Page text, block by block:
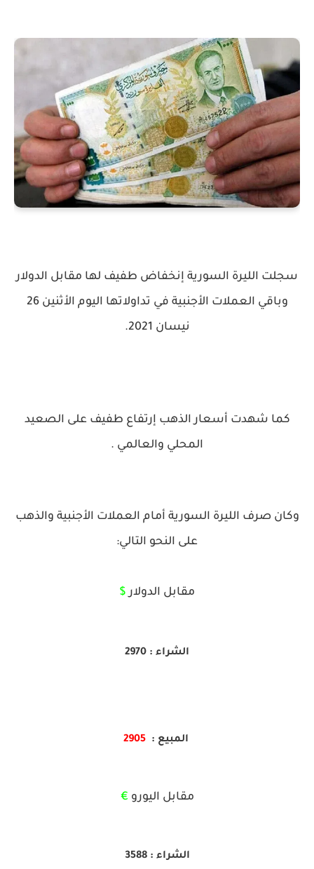
سجلت الليرة السورية إنخفاض طفيف لها مقابل الدولار
وباقي العملات الأجنبية في تداولاتها اليوم الأثنين 26
نيسان 2021.
كما شهدت أسعار الذهب إرتفاع طفيف على الصعيد
المحلي والعالمي .
وكان صرف الليرة السورية أمام العملات الأجنبية والذهب
على النحو التالي:
مقابل الدولار$
الشراء : 2970
المبيع :2905
مقابل اليورو €
الشراء : 3588